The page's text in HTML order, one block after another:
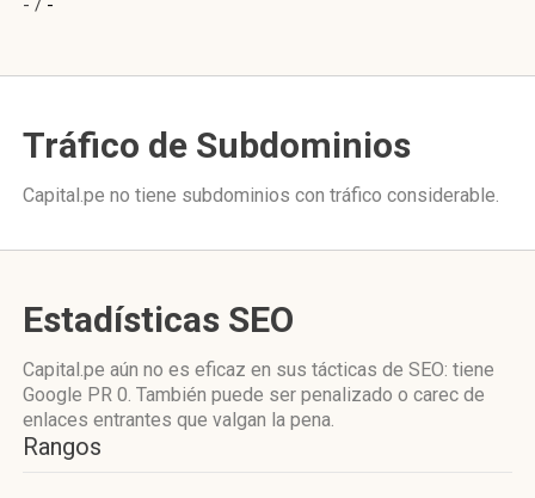
- / -
Tráfico de Subdominios
Capital.pe no tiene subdominios con tráfico considerable.
Estadísticas SEO
Capital.pe aún no es eficaz en sus tácticas de SEO: tiene
Google PR 0. También puede ser penalizado o carec de
enlaces entrantes que valgan la pena.
Rangos